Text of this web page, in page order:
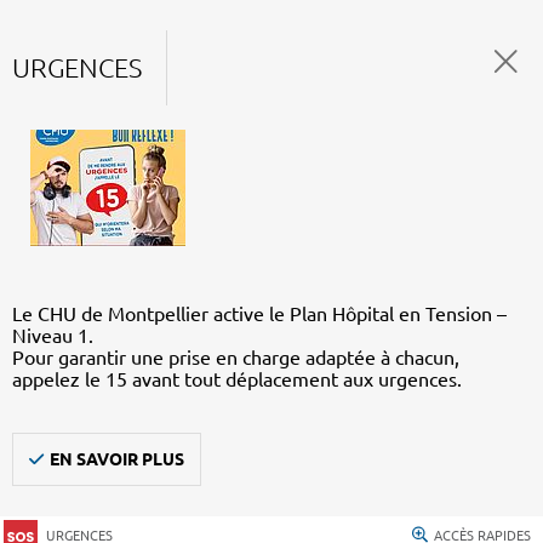
URGENCES
Le CHU de Montpellier active le Plan Hôpital en Tension –
Niveau 1.
Pour garantir une prise en charge adaptée à chacun,
appelez le 15 avant tout déplacement aux urgences.
EN SAVOIR PLUS
URGENCES ACCÈS RAPIDES